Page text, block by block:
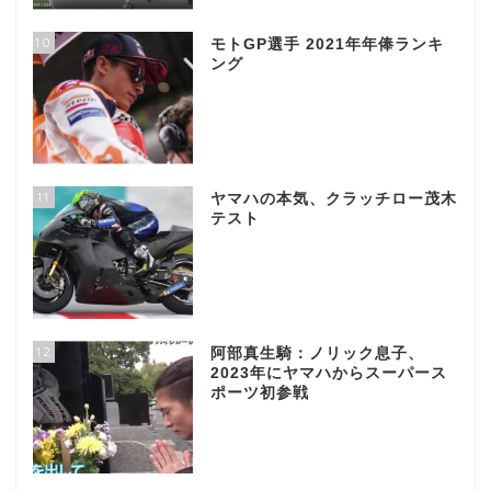
10
モトGP選手 2021年年俸ランキ
ング
11
ヤマハの本気、クラッチロー茂木
テスト
12
阿部真生騎：ノリック息子、
2023年にヤマハからスーパース
ポーツ初参戦